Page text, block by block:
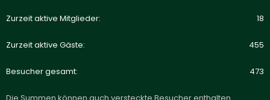
Zurzeit aktive Mitglieder 18
Zurzeit aktive Gäste 455
Besucher gesamt 473